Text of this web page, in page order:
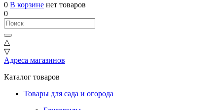
0 В корзине нет товаров
0
△
▽
Адреса магазинов
Каталог товаров
Товары для сада и огорода